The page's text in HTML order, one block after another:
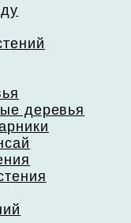
деревья